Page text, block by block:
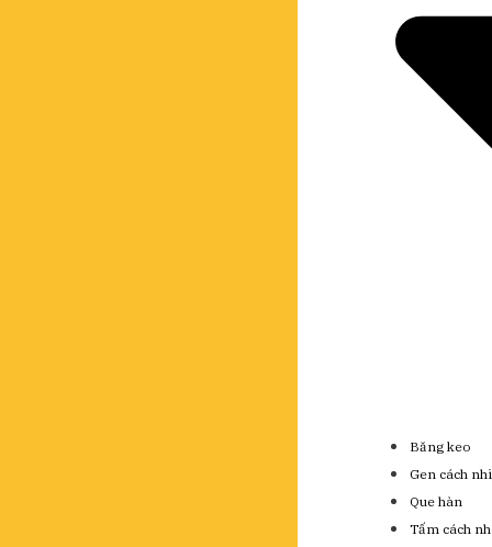
Băng keo
Gen cách
Que hàn
Tấm cách